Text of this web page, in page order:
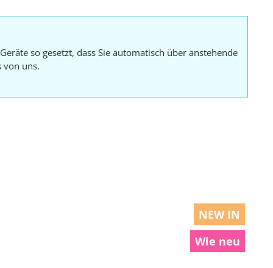
so gesetzt, dass Sie automatisch über anstehende
von uns.
NEW IN
Wie neu